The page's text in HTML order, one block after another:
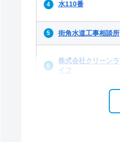
水110番
街角水道工事相談所
株式会社クリーンラ
イフ